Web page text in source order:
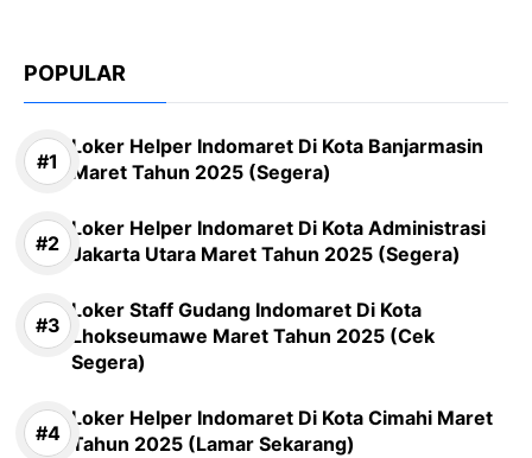
POPULAR
Loker Helper Indomaret Di Kota Banjarmasin
Maret Tahun 2025 (Segera)
Loker Helper Indomaret Di Kota Administrasi
Jakarta Utara Maret Tahun 2025 (Segera)
Loker Staff Gudang Indomaret Di Kota
Lhokseumawe Maret Tahun 2025 (Cek
Segera)
Loker Helper Indomaret Di Kota Cimahi Maret
Tahun 2025 (Lamar Sekarang)